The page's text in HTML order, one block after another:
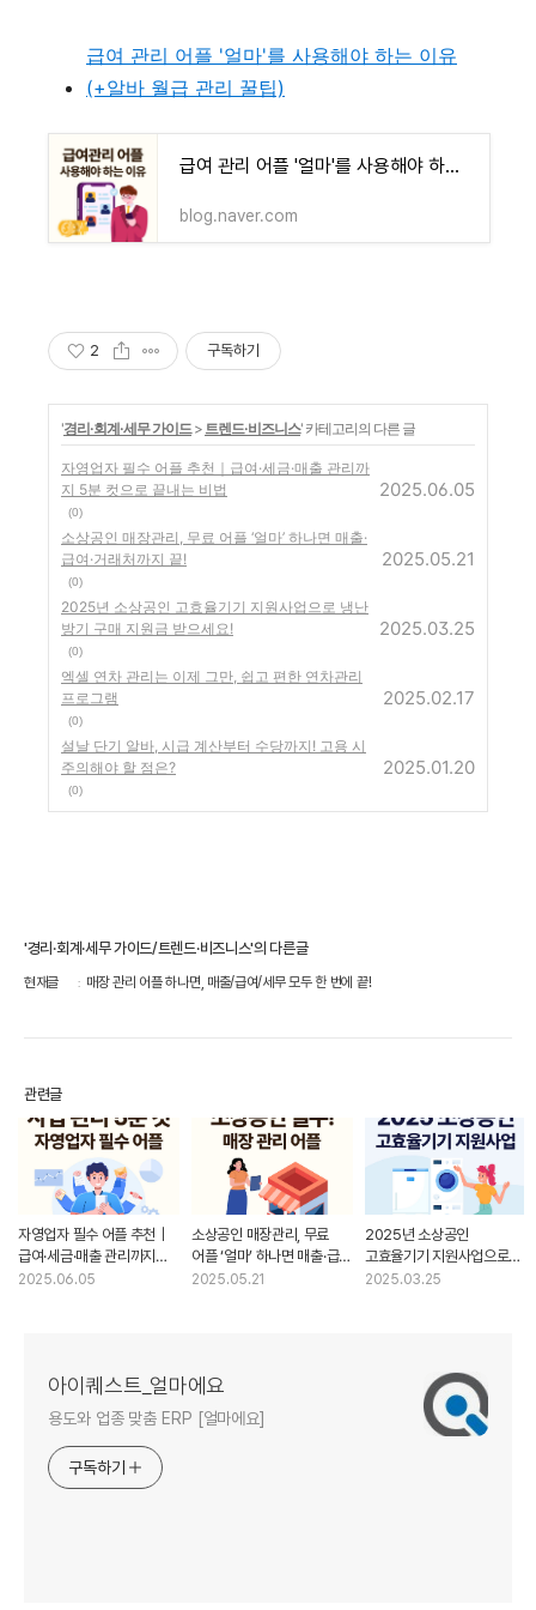
급여 관리 어플 '얼마'를 사용해야 하는 이유
(+알바 월급 관리 꿀팁)
급여 관리 어플 '얼마'를 사용해야 하는 이유 ( + 알바 월급 관리 꿀팁 )
blog.naver.com
2 구독하기
'경리·회계·세무 가이드 > 트렌드·비즈니스' 카테고리의 다른 글
자영업자 필수 어플 추천｜급여·세금·매출 관리까
지 5분 컷으로 끝내는 비법
(0)
2025.06.05
소상공인 매장관리, 무료 어플 ‘얼마’ 하나면 매출·
급여·거래처까지 끝!
(0)
2025.05.21
2025년 소상공인 고효율기기 지원사업으로 냉난
방기 구매 지원금 받으세요!
(0)
2025.03.25
엑셀 연차 관리는 이제 그만, 쉽고 편한 연차관리
프로그램
(0)
2025.02.17
설날 단기 알바, 시급 계산부터 수당까지! 고용 시
주의해야 할 점은?
(0)
2025.01.20
'경리·회계·세무 가이드/트렌드·비즈니스'의 다른글
현재글 매장 관리 어플 하나면, 매출/급여/세무 모두 한 번에 끝!
관련글
자영업자 필수 어플 추천｜
급여·세금·매출 관리까지
5분 컷으로 끝내는 비법
2025.06.05
소상공인 매장관리, 무료
어플 ‘얼마’ 하나면 매출·급여
·거래처까지 끝!
2025.05.21
2025년 소상공인
고효율기기 지원사업으로
냉난방기 구매 지원금
2025.03.25
아이퀘스트_얼마에요
용도와 업종 맞춤 ERP [얼마에요]
구독하기